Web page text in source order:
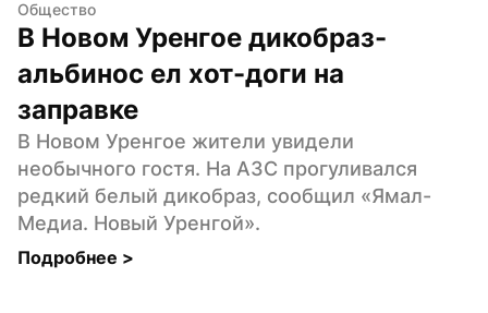
Общество
В Новом Уренгое дикобраз-
альбинос ел хот-доги на
заправке
В Новом Уренгое жители увидели
необычного гостя. На АЗС прогуливался
редкий белый дикобраз, сообщил «Ямал-
Медиа. Новый Уренгой».
Подробнее >